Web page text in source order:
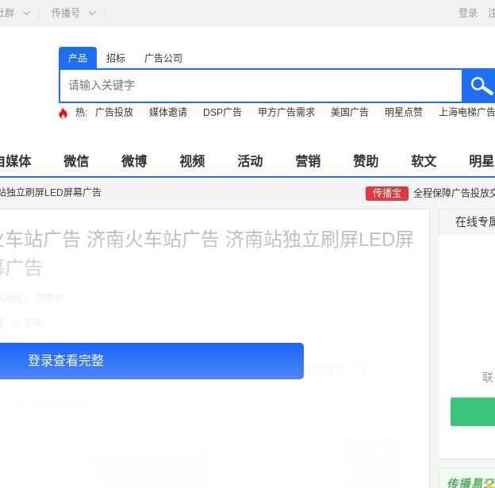
群 传播号 登录
产品 招标 广告公司
热: 广告投放 媒体邀请 DSP广告 甲方广告需求 美国广告 明星点赞 上海电梯广告
媒体 微信 微博 视频 活动 营销 赞助 软文 明星
独立刷屏LED屏幕广告 传播宝 全程保障广告投放
登录查看完整
车站广告 济南火车站广告 济南站独立刷屏LED屏
广告
在线专